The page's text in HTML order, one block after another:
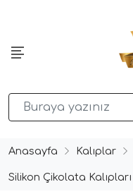
Anasayfa Kalıplar
Silikon Çikolata Kalıpları